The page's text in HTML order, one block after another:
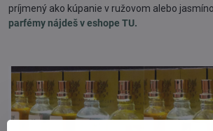
príjmený ako kúpanie v ružovom alebo
parfémy nájdeš v eshope TU.